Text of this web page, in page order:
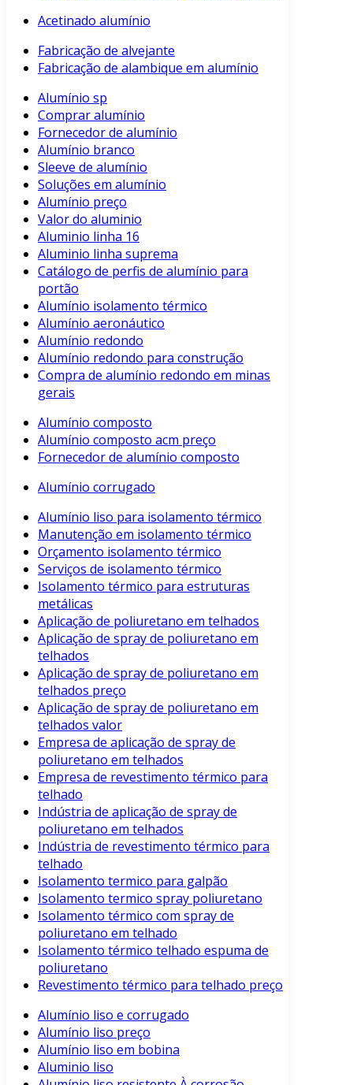
Acetinado alumínio
Fabricação de alvejante
Fabricação de alambique em alumínio
Alumínio sp
Comprar alumínio
Fornecedor de alumínio
Alumínio branco
Sleeve de alumínio
Soluções em alumínio
Alumínio preço
Valor do aluminio
Aluminio linha 16
Aluminio linha suprema
Catálogo de perfis de alumínio para
portão
Alumínio isolamento térmico
Alumínio aeronáutico
Alumínio redondo
Alumínio redondo para construção
Compra de alumínio redondo em minas
gerais
Alumínio composto
Alumínio composto acm preço
Fornecedor de alumínio composto
Alumínio corrugado
Alumínio liso para isolamento térmico
Manutenção em isolamento térmico
Orçamento isolamento térmico
Serviços de isolamento térmico
Isolamento térmico para estruturas
metálicas
Aplicação de poliuretano em telhados
Aplicação de spray de poliuretano em
telhados
Aplicação de spray de poliuretano em
telhados preço
Aplicação de spray de poliuretano em
telhados valor
Empresa de aplicação de spray de
poliuretano em telhados
Empresa de revestimento térmico para
telhado
Indústria de aplicação de spray de
poliuretano em telhados
Indústria de revestimento térmico para
telhado
Isolamento termico para galpão
Isolamento termico spray poliuretano
Isolamento térmico com spray de
poliuretano em telhado
Isolamento térmico telhado espuma de
poliuretano
Revestimento térmico para telhado preço
Alumínio liso e corrugado
Alumínio liso preço
Alumínio liso em bobina
Aluminio liso